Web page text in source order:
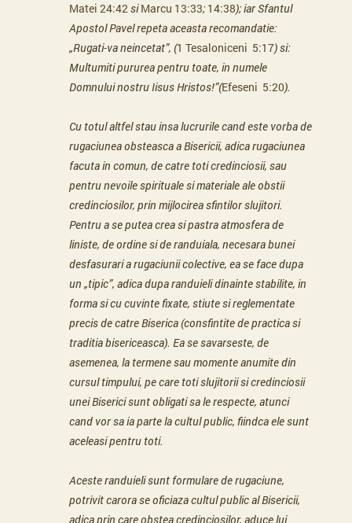
Matei 24:42siMarcu 13:33;14:38); iar Sfantul
Apostol Pavel repeta aceasta recomandatie:
„Rugati-va neincetat”, (1 Tesaloniceni 5:17) si:
Multumiti pururea pentru toate, in numele
Domnului nostru Iisus Hristos!”(Efeseni 5:20).
Cu totul altfel stau insa lucrurile cand este vorba de
rugaciunea obsteasca a Bisericii, adica rugaciunea
facuta in comun, de catre toti credinciosii, sau
pentru nevoile spirituale si materiale ale obstii
credinciosilor, prin mijlocirea sfintilor slujitori.
Pentru a se putea crea si pastra atmosfera de
liniste, de ordine si de randuiala, necesara bunei
desfasurari a rugaciunii colective, ea se face dupa
un „tipic”, adica dupa randuieli dinainte stabilite, in
forma si cu cuvinte fixate, stiute si reglementate
precis de catre Biserica (consfintite de practica si
traditia bisericeasca). Ea se savarseste, de
asemenea, la termene sau momente anumite din
cursul timpului, pe care toti slujitorii si credinciosii
unei Biserici sunt obligati sa le respecte, atunci
cand vor sa ia parte la cultul public, fiindca ele sunt
aceleasi pentru toti.
Aceste randuieli sunt formulare de rugaciune,
potrivit carora se oficiaza cultul public al Bisericii,
adica prin care obstea credinciosilor, aduce lui